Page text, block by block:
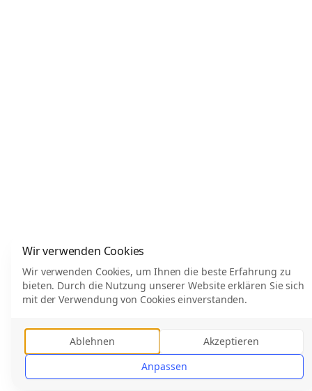
Wir verwenden Cookies
Wir verwenden Cookies, um Ihnen die beste Erfahrung zu
bieten. Durch die Nutzung unserer Website erklären Sie sich
mit der Verwendung von Cookies einverstanden.
Ablehnen
Akzeptieren
Anpassen